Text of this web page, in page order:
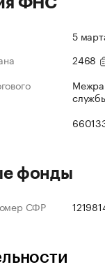
5
2468
фонды
СФР